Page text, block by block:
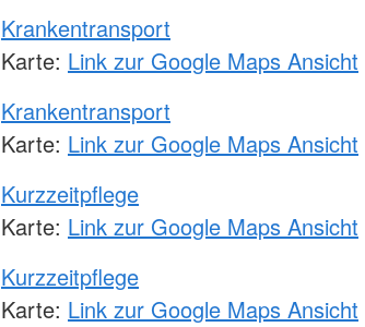
Krankentransport
Karte: Link zur Google Maps Ansicht
Krankentransport
Karte: Link zur Google Maps Ansicht
Kurzzeitpflege
Karte: Link zur Google Maps Ansicht
Kurzzeitpflege
Karte: Link zur Google Maps Ansicht